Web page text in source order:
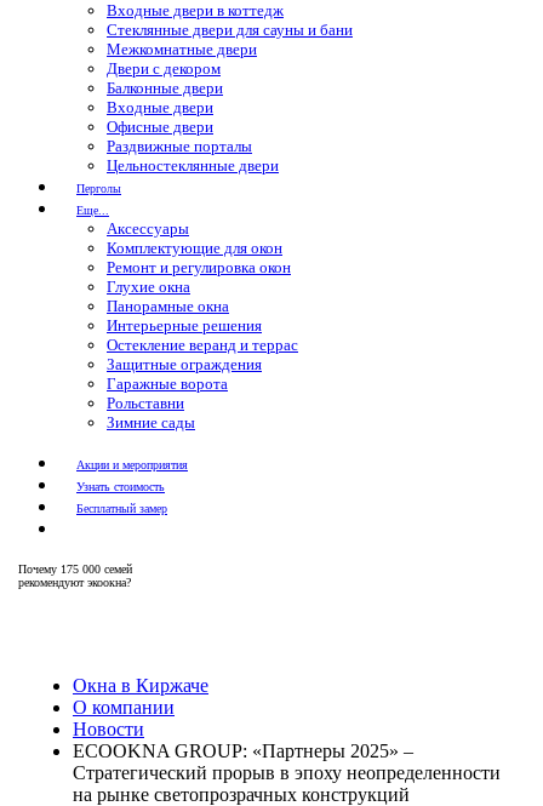
Входные двери в коттедж
Стеклянные двери для сауны и бани
Межкомнатные двери
Двери с декором
Балконные двери
Входные двери
Офисные двери
Раздвижные порталы
Цельностеклянные двери
Перголы
Еще...
Аксессуары
Комплектующие для окон
Ремонт и регулировка окон
Глухие окна
Панорамные окна
Интерьерные решения
Остекление веранд и террас
Защитные ограждения
Гаражные ворота
Рольставни
Зимние сады
Акции и мероприятия
Узнать стоимость
Бесплатный замер
Почему 175 000 семей
рекомендуют экоокна?
Окна в Киржаче
О компании
Новости
ECOOKNA GROUP: «Партнеры 2025» –
Стратегический прорыв в эпоху неопределенности
на рынке светопрозрачных конструкций